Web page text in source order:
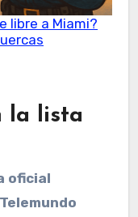
libre a Miami?
la lista
oficial
Telemundo